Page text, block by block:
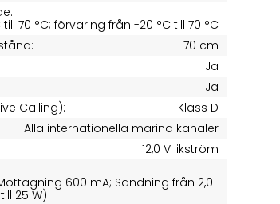
till 70 °C; förvaring från -20 °C till 70 °C
70 cm
Ja
Ja
Calling):
Klass D
Alla internationella marina kanaler
12,0 V likström
600 mA; Sändning från 2,0
25 W)